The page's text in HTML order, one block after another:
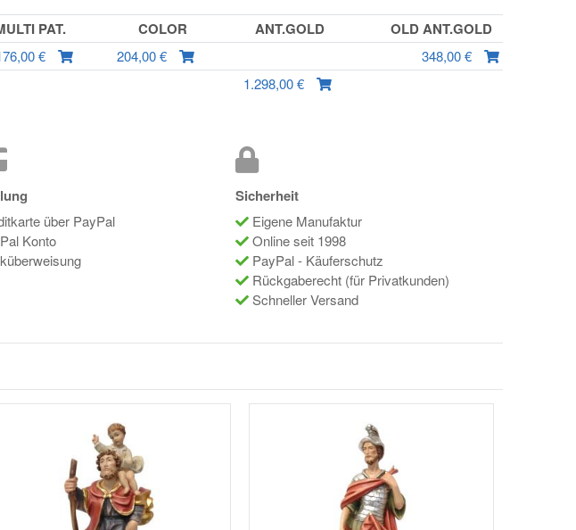
PAT. COLOR ANT.GOLD OLD ANT.GOLD
€ 204,00 €
348,00 €
1.298,00 €
über PayPal
Konto
Sicherheit
Eigene Manufaktur
Online seit 1998
PayPal - Käuferschutz
Rückgaberecht (für Privatkunden)
Schneller Versand